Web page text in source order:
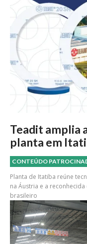
Teadit amplia
planta em
CONTEÚDO
Planta de Itatiba reúne
na Áustria e a
brasileiro